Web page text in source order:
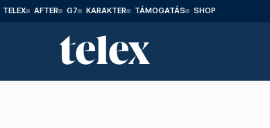
TELEX AFTER G7 KARAKTER TÁMOGATÁS SHOP